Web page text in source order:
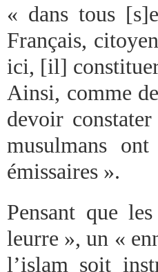
« dans tous
Français,
ici, [il]
Ainsi, comme
devoir
musulmans
émissaires ».
Pensant que
leurre », un «
l’islam soit